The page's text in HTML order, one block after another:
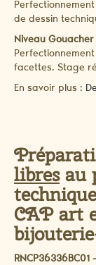
de dessin
Niveau Gouacher
facettes. Stage
En savoir plus :
libres au
CAP art